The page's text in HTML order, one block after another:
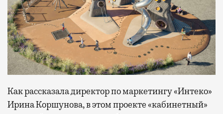
Как рассказала директор по маркетингу «Интеко»
Ирина Коршунова, в этом проекте «кабинетный»